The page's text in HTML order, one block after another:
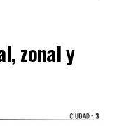
La presión
constante de
de Miori
sector derecho
zonal y